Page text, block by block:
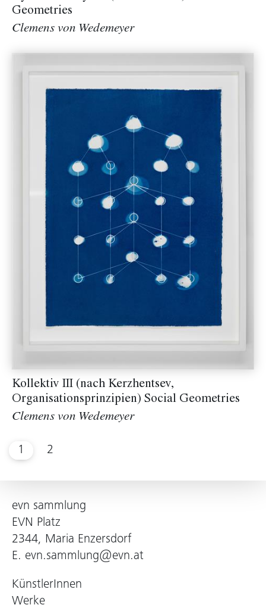
Geometries
Clemens von Wedemeyer
Kollektiv III (nach Kerzhentsev,
Organisationsprinzipien) Social Geometries
Clemens von Wedemeyer
1 2
evn sammlung
EVN Platz
2344, Maria Enzersdorf
E. evn.sammlung@evn.at
KünstlerInnen
Werke